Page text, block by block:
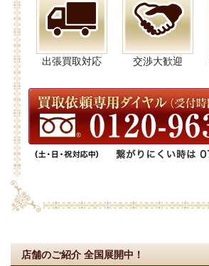
出張買取対応 交渉大歓迎
店舗のご紹介 全国展開中！